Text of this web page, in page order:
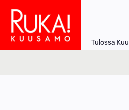
Hyppää
pääsisältöön
Tulossa